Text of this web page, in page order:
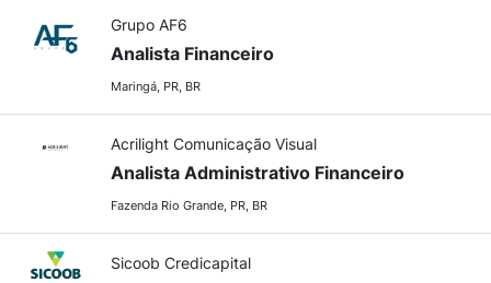
Grupo AF6
Analista Financeiro
Maringá, PR, BR
Acrilight Comunicação Visual
Analista Administrativo Financeiro
Fazenda Rio Grande, PR, BR
Sicoob Credicapital